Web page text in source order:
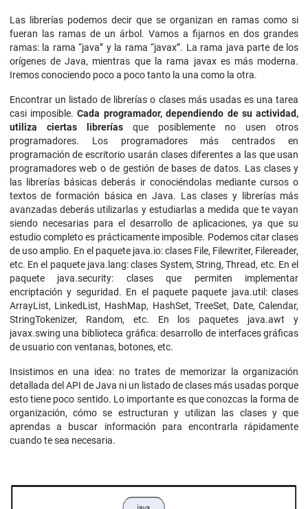
Las librerías podemos decir que se organizan en ramas como si
fueran las ramas de un árbol. Vamos a fijarnos en dos grandes
ramas: la rama “java” y la rama “javax”. La rama java parte de los
orígenes de Java, mientras que la rama javax es más moderna.
Iremos conociendo poco a poco tanto la una como la otra.
Encontrar un listado de librerías o clases más usadas es una tarea
casi imposible.Cada programador, dependiendo de su actividad,
utiliza ciertas libreríasque posiblemente no usen otros
programadores. Los programadores más centrados en
programación de escritorio usarán clases diferentes a las que usan
programadores web o de gestión de bases de datos. Las clases y
las librerías básicas deberás ir conociéndolas mediante cursos o
textos de formación básica en Java. Las clases y librerías más
avanzadas deberás utilizarlas y estudiarlas a medida que te vayan
siendo necesarias para el desarrollo de aplicaciones, ya que su
estudio completo es prácticamente imposible. Podemos citar clases
de uso amplio. En el paquete java.io: clases File, Filewriter, Filereader,
etc. En el paquete java.lang: clases System, String, Thread, etc. En el
paquete java.security: clases que permiten implementar
encriptación y seguridad. En el paquete paquete java.util: clases
ArrayList, LinkedList, HashMap, HashSet, TreeSet, Date, Calendar,
StringTokenizer, Random, etc. En los paquetes java.awt y
javax.swing una biblioteca gráfica: desarrollo de interfaces gráficas
de usuario con ventanas, botones, etc.
Insistimos en una idea: no trates de memorizar la organización
detallada del API de Java ni un listado de clases más usadas porque
esto tiene poco sentido. Lo importante es que conozcas la forma de
organización, cómo se estructuran y utilizan las clases y que
aprendas a buscar información para encontrarla rápidamente
cuando te sea necesaria.